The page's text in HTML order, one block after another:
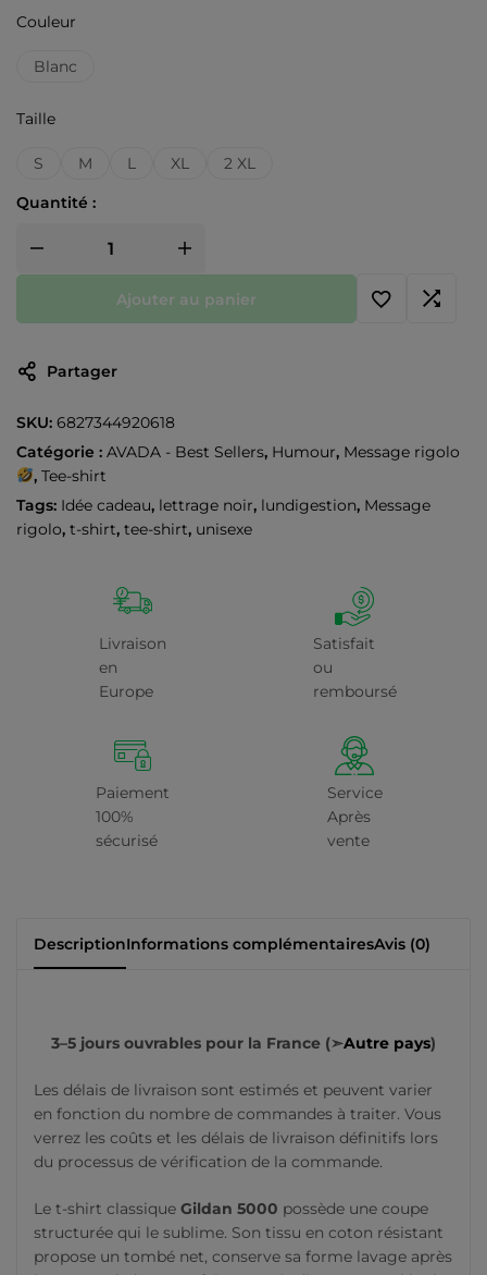
Couleur
Blanc
Taille
S M L XL 2 XL
Quantité :
Ajouter au panier
Partager
SKU: 6827344920618
Catégorie : AVADA - Best Sellers, Humour, Message rigolo
, Tee-shirt
Tags: Idée cadeau, lettrage noir, lundigestion, Message
rigolo, t-shirt, tee-shirt, unisexe
Livraison
en
Europe
Satisfait
ou
remboursé
Paiement
100%
sécurisé
Service
Après
vente
DescriptionInformations complémentairesAvis (0)
3–5 jours ouvrables pour la France (➣Autre pays)
Les délais de livraison sont estimés et peuvent varier
en fonction du nombre de commandes à traiter. Vous
verrez les coûts et les délais de livraison définitifs lors
du processus de vérification de la commande.
Le t-shirt classique Gildan 5000 possède une coupe
structurée qui le sublime. Son tissu en coton résistant
propose un tombé net, conserve sa forme lavage après